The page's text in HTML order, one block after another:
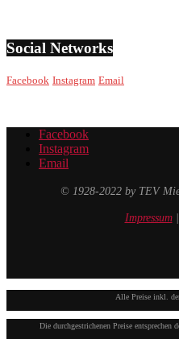
Social Networks
Facebook Instagram Email
Facebook
Instagram
Email
© 1928-2022 by TEV
Impressum|
Alle Preise inkl.
Die durchgestrichenen Preise entsprechen